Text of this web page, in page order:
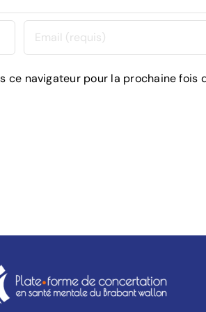
ce navigateur pour la prochaine fois